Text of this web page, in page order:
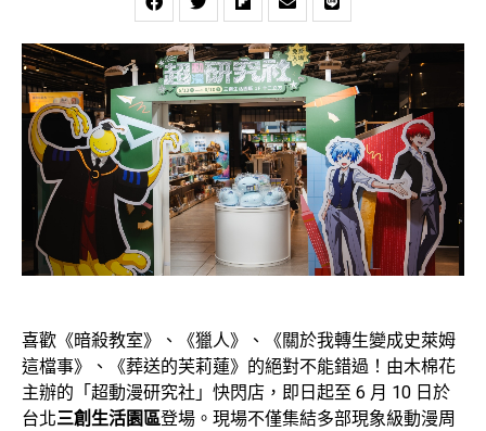
喜歡《暗殺教室》、《獵人》、《關於我轉生變成史萊姆
這檔事》、《葬送的芙莉蓮》的絕對不能錯過！由木棉花
主辦的「超動漫研究社」快閃店，即日起至 6 月 10 日於
台北三創生活園區登場。現場不僅集結多部現象級動漫周